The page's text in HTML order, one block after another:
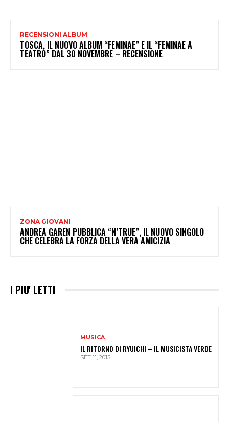
RECENSIONI ALBUM
TOSCA, IL NUOVO ALBUM “FEMINAE” E IL “FEMINAE A
TEATRO” DAL 30 NOVEMBRE – RECENSIONE
ZONA GIOVANI
ANDREA GAREN PUBBLICA “N’TRUE”, IL NUOVO SINGOLO
CHE CELEBRA LA FORZA DELLA VERA AMICIZIA
I PIU' LETTI
MUSICA
IL RITORNO DI RYUICHI – IL MUSICISTA VERDE
SET 11, 2015